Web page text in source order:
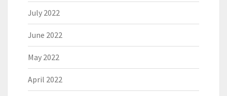
July 2022
June 2022
May 2022
April 2022